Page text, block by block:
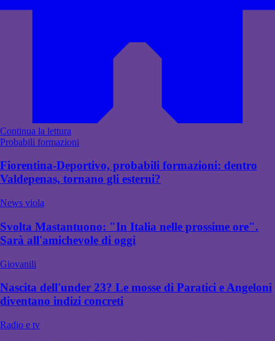
Continua la lettura
Probabili formazioni
Fiorentina-Deportivo, probabili formazioni: dentro
Valdepenas, tornano gli esterni?
News viola
Svolta Mastantuono: "In Italia nelle prossime ore".
Sarà all'amichevole di oggi
Giovanili
Nascita dell'under 23? Le mosse di Paratici e Angeloni
diventano indizi concreti
Radio e tv